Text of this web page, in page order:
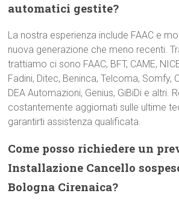
automatici gestite?
La nostra esperienza include FAAC e
nuova generazione che meno recenti.
trattiamo ci sono FAAC, BFT, CAME,
Fadini, Ditec, Beninca, Telcoma, Somfy,
DEA Automazioni, Genius, GiBiDi e altri.
costantemente aggiornati sulle ultime
garantirti assistenza qualificata.
Come posso richiedere un
Installazione Cancello
Bologna Cirenaica?